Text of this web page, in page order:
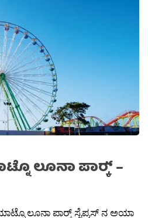
ಲೂನಾ ಪಾರ‍್ಕ್ –
ಲೂನಾ ಪಾರ‍್ಕ್ ಸೈಪ್ರಸ್ ನ ಅಯಾ